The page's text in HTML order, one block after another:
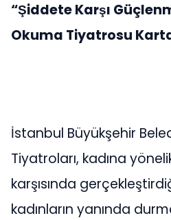
“Şiddete Karşı
Okuma Tiyatrosu
İstanbul Büyükşehir
Tiyatroları, kadına
karşısında
kadınların yanında